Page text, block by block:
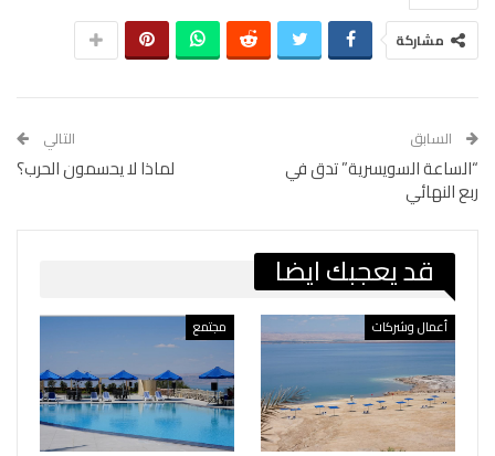
مشاركة
السابق
“الساعة السويسرية” تدق في
ربع النهائي
التالي
لماذا لا يحسمون الحرب؟
قد يعجبك ايضا
أعمال وشركات مجتمع